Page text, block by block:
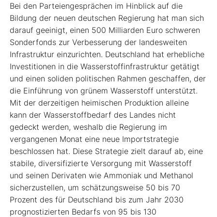
Bei den Parteiengesprächen im Hinblick auf die
Bildung der neuen deutschen Regierung hat man sich
darauf geeinigt, einen 500 Milliarden Euro schweren
Sonderfonds zur Verbesserung der landesweiten
Infrastruktur einzurichten. Deutschland hat erhebliche
Investitionen in die Wasserstoffinfrastruktur getätigt
und einen soliden politischen Rahmen geschaffen, der
die Einführung von grünem Wasserstoff unterstützt.
Mit der derzeitigen heimischen Produktion alleine
kann der Wasserstoffbedarf des Landes nicht
gedeckt werden, weshalb die Regierung im
vergangenen Monat eine neue Importstrategie
beschlossen hat. Diese Strategie zielt darauf ab, eine
stabile, diversifizierte Versorgung mit Wasserstoff
und seinen Derivaten wie Ammoniak und Methanol
sicherzustellen, um schätzungsweise 50 bis 70
Prozent des für Deutschland bis zum Jahr 2030
prognostizierten Bedarfs von 95 bis 130